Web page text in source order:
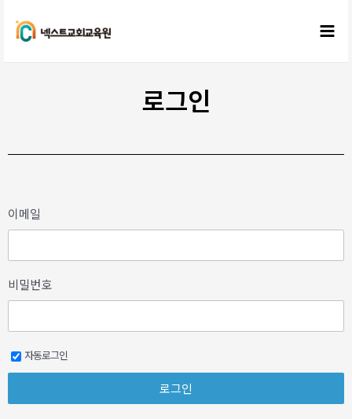
로그인
이메일
비밀번호
자동로그인